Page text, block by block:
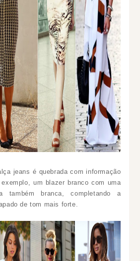
jeans é quebrada com informação
um blazer branco com uma
branca, completando a
de tom mais forte.